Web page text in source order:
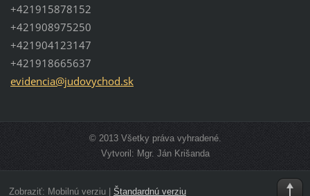
+421915878152
+421908975250
+421904123147
+421918665637
evidencia@judovychod.sk
© 2013 Všetky práva vyhradené.
Vytvoril: Mgr. Ján Krišanda
Zobraziť: Mobilnú verziu| Štandardnú verziu